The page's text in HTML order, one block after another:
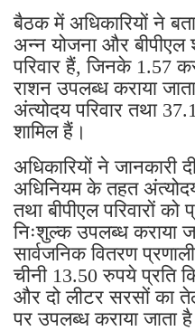
बैठक में अधिकारियों ने
अन्न योजना और
परिवार हैं, जिनके 1.57
राशन उपलब्ध कराया
अंत्योदय परिवार तथा
शामिल हैं।
अधिकारियों ने जानकारी
अधिनियम के तहत अंत्योदय
तथा बीपीएल परिवारों
निःशुल्क उपलब्ध कराया
सार्वजनिक वितरण
चीनी 13.50 रुपये प्रति
और दो लीटर सरसों का
पर उपलब्ध कराया जाता